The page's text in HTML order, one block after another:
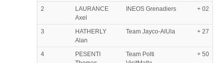
2
LAURANCE
Axel
INEOS Grenadiers + 02
3
HATHERLY
Alan
Team Jayco-AlUla + 27
4
PESENTI
Team Polti
+ 50